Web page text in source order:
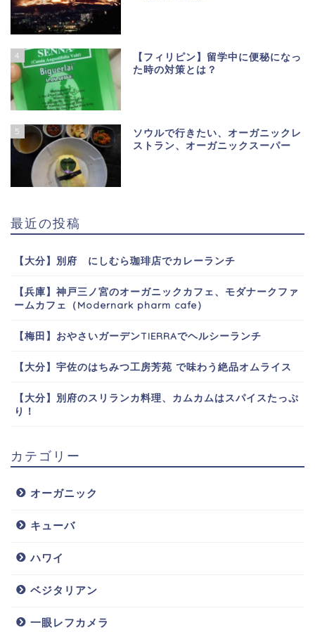
4
【フィリピン】留学中に便秘になっ
た時の対策とは？
5
ソウルで行きたい、オーガニックレ
ストラン、オーガニックスーパー
最近の投稿
【大分】別府 にしむら珈琲店でカレーランチ
【兵庫】神戸三ノ宮のオーガニックカフェ、モダナークファ
ームカフェ（Modernark pharm cafe）
【梅田】おやさいガーデンTIERRAでヘルシーランチ
【大分】宇佐のはちみつ工房芳苑 で味わう絶品オムライス
【大分】別府のスリランカ料理、カムカムはスパイスたっぷ
り！
カテゴリー
オーガニック
キューバ
ハワイ
ベジタリアン
一眼レフカメラ